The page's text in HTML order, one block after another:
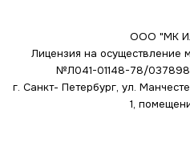
ООО "МК
Лицензия на осуществление
№Л041-01148-78/
г. Санкт- Петербург, ул.
1,